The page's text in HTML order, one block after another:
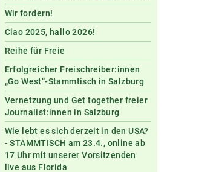
Wir fordern!
Ciao 2025, hallo 2026!
Reihe für Freie
Erfolgreicher Freischreiber:innen
„Go West“-Stammtisch in Salzburg
Vernetzung und Get together freier
Journalist:innen in Salzburg
Wie lebt es sich derzeit in den USA?
- STAMMTISCH am 23.4., online ab
17 Uhr mit unserer Vorsitzenden
live aus Florida